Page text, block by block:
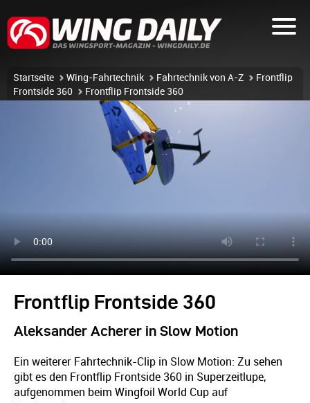
Startseite Wing-Fahrtechnik Fahrtechnik von A-Z
Frontflip
Frontside 360
Frontflip Frontside 360
Frontflip Frontside 360
Aleksander Acherer in Slow Motion
Ein weiterer Fahrtechnik-Clip in Slow Motion: Zu sehen
gibt es den Frontflip Frontside 360 in Superzeitlupe,
aufgenommen beim Wingfoil World Cup auf